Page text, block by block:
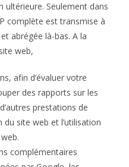
Seulement dans
complète est transmise à
abrégée là-bas. A la
web,
afin d’évaluer votre
des rapports sur les
prestations de
du site web et l’utilisation
complémentaires